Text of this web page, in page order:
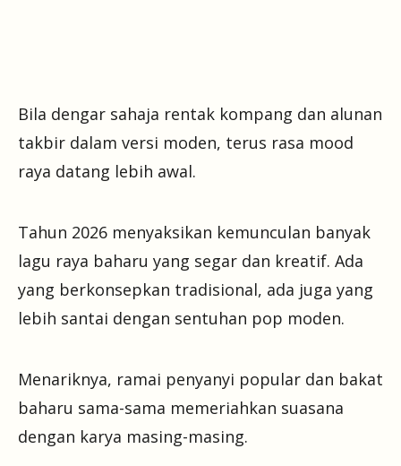
Bila dengar sahaja rentak kompang dan alunan
takbir dalam versi moden, terus rasa mood
raya datang lebih awal.
Tahun 2026 menyaksikan kemunculan banyak
lagu raya baharu yang segar dan kreatif. Ada
yang berkonsepkan tradisional, ada juga yang
lebih santai dengan sentuhan pop moden.
Menariknya, ramai penyanyi popular dan bakat
baharu sama-sama memeriahkan suasana
dengan karya masing-masing.